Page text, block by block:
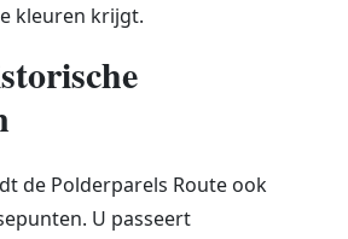
kleuren krijgt.
de Polderparels Route ook
U passeert